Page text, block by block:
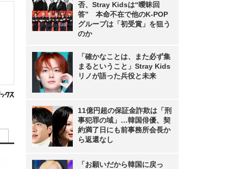
否、Stray Kidsは“曖昧回
答” 本命不在で他のK-POP
グループは「初受賞」を狙う
のか
「確かなことは、また必ず集
まるということ」Stray Kids
リノが語った兵役と未来
11億円超の保証金詐欺は「刑
事犯罪の域」…韓国俳優、契
約満了日にも前事務所会長か
ら返還なし
「お願いだから韓国に戻っ